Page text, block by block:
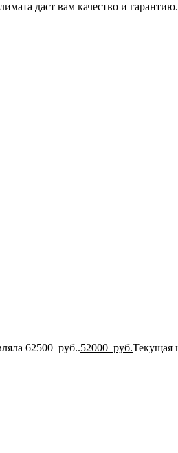
даст вам качество и гарантию.
62500 руб..52000 руб.Текущая